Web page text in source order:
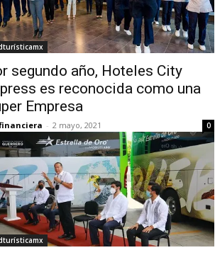
segundo año, Hoteles City
es reconocida como una
Empresa
- 2 mayo, 2021 0